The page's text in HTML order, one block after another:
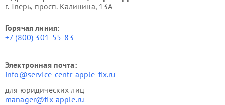
г. Тверь, просп. Калинина, 13А
Горячая линия:
+7 (800) 301-55-83
Электронная почта:
info@service-centr-apple-fix.ru
для юридических лиц
manager@fix-apple.ru